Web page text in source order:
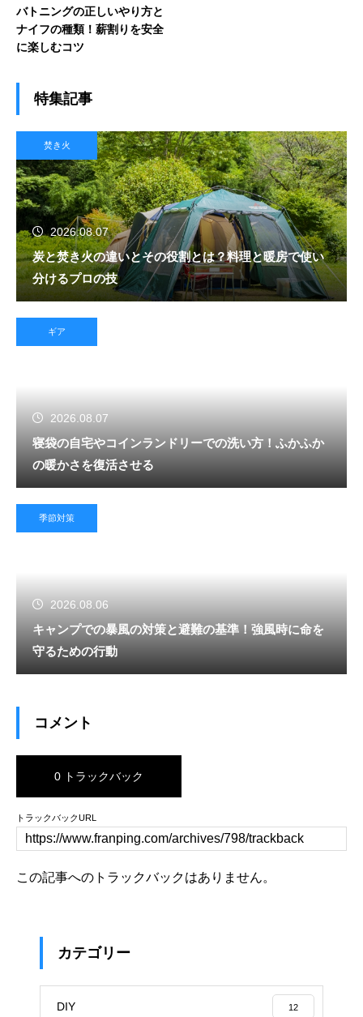
バトニングの正しいやり方と
ナイフの種類！薪割りを安全
に楽しむコツ
特集記事
焚き火
2026.08.07
炭と焚き火の違いとその役割とは？料理と暖房で使い
分けるプロの技
ギア
2026.08.07
寝袋の自宅やコインランドリーでの洗い方！ふかふか
の暖かさを復活させる
季節対策
2026.08.06
キャンプでの暴風の対策と避難の基準！強風時に命を
守るための行動
コメント
0 トラックバック
トラックバックURL
この記事へのトラックバックはありません。
カテゴリー
DIY 12